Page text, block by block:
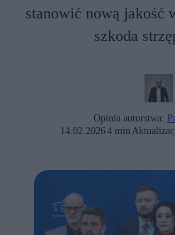
stanowić nową
szkoda
Opinia autorstwa:
14.02.20264 min